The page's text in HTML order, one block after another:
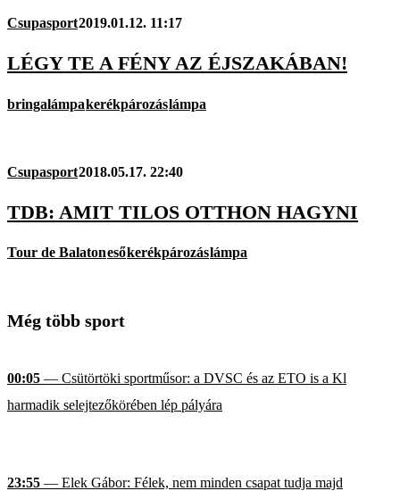
Csupasport2019.01.12. 11:17
LÉGY TE A FÉNY AZ ÉJSZAKÁBAN!
bringalámpakerékpározáslámpa
Csupasport2018.05.17. 22:40
TDB: AMIT TILOS OTTHON HAGYNI
Tour de Balatonesőkerékpározáslámpa
Még több sport
00:05 — Csütörtöki sportműsor: a DVSC és az ETO is a Kl
harmadik selejtezőkörében lép pályára
23:55 — Elek Gábor: Félek, nem minden csapat tudja majd